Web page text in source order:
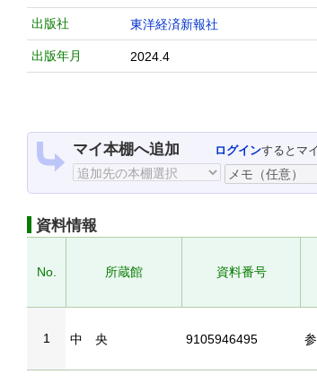
出版社 東洋経済新報社
出版年月 2024.4
マイ本棚へ追加 ログインするとマ
資料情報
No. 所蔵館 資料番号
1 中 央 9105946495